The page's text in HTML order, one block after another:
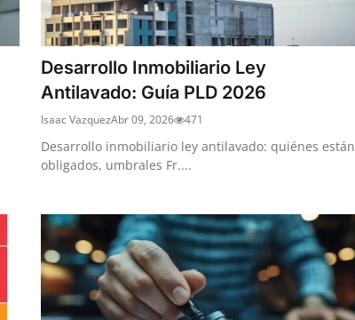
Desarrollo Inmobiliario Ley
Antilavado: Guía PLD 2026
Isaac VazquezAbr 09, 2026 471
Desarrollo inmobiliario ley antilavado: quiénes están
obligados, umbrales Fr....